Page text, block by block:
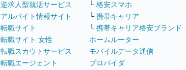
逆求人型就活サービス
アルバイト情報サイト
転職サイト
転職サイト 女性
転職スカウトサービス
転職エージェント
└ 格安スマホ
└ 携帯キャリア
└ 携帯キャリア格安ブランド
ホームルーター
モバイルデータ通信
プロバイダ